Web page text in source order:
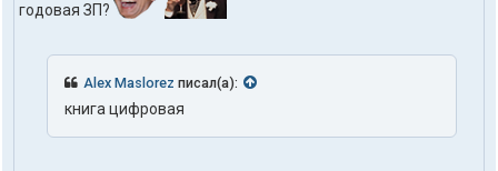
годовая ЗП?
Alex Maslorez писал(а):
книга цифровая